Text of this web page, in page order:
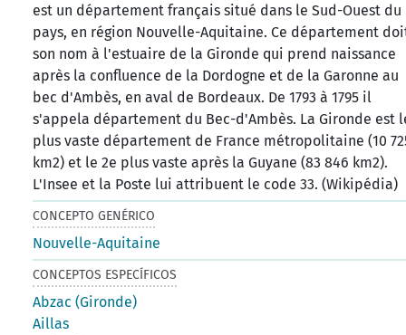
est un département français situé dans le Sud-Ouest du
pays, en région Nouvelle-Aquitaine. Ce département
son nom à l'estuaire de la Gironde qui prend naissance
après la confluence de la Dordogne et de la Garonne au
bec d'Ambès, en aval de Bordeaux. De 1793 à 1795 il
s'appela département du Bec-d'Ambès. La Gironde est
plus vaste département de France métropolitaine (10
km2) et le 2e plus vaste après la Guyane (83 846 km2).
L'Insee et la Poste lui attribuent le code 33. (Wikipédia)
CONCEPTO GENÉRICO
Nouvelle-Aquitaine
CONCEPTOS ESPECÍFICOS
Abzac (Gironde)
Aillas